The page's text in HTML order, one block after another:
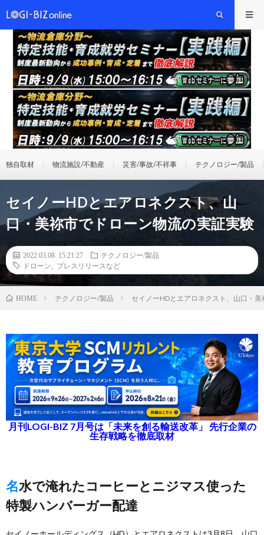
独自取材 物流施設/不動産 災害/事故/不祥事 テクノロジー/製品
セイノーHDとエアロネクスト、山
口・美祢市でドローン物流の実証実験
2022.03.08 15:21:27
テクノロジー/製品
ドローン
プレスリリースなど
HOME テクノロジー/製品 セイノーHDとエアロネクスト、山口・
月刊LOGI-BIZ 7月号は「未来を創る輸送改革」 先行企業の
生存戦略を徹底取材
名水で淹れたコーヒーとニジマス使った
特製ハンバーガー配達